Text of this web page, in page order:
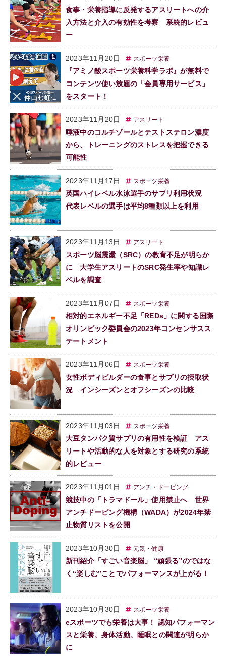
食事・栄養指導に反発するアスリートへの介
入方法と介入の有効性を考察 系統的レビュ
ー
2023年11月20日 スポーツ栄養
『アミノ酸スポーツ栄養科学ラボ』が無料で
コンテンツ使い放題の「会員専用サービス」
をスタート！
2023年11月20日 アスリート
唾液中のコルチゾールとテストステロン濃度
から、トレーニングのストレスを把握できる
可能性
2023年11月17日 スポーツ栄養
英国ハイレベル水泳選手のサプリ利用状況
代表レベルの選手は平均8種類以上を利用
2023年11月13日 アスリート
スポーツ脳震盪（SRC）の教育不足が明らか
に 大学生アスリートのSRC発生率や知識レ
ベルを調査
2023年11月07日 スポーツ栄養
相対的エネルギー不足「REDs」に関する国際
オリンピック委員会の2023年コンセンサスス
テートメント
2023年11月06日 スポーツ栄養
女性ボディビルダーの食事とサプリの摂取状
況 インシーズンとオフシーズンの比較
2023年11月03日 スポーツ栄養
大豆タンパク質サプリの有用性を検証 アス
リートや活動的な人を対象とする研究の系統
的レビュー
2023年11月01日 アンチ・ドーピング
競技中の「トラマドール」使用禁止へ 世界
アンチドーピング機構（WADA）が2024年禁
止物質リストを公開
2023年10月30日 元気・健康
新刊紹介「すごい音楽脳」 “頑張る”のではな
く“楽しむ”ことでパフォーマンスが上がる！
2023年10月30日 スポーツ栄養
eスポーツでも栄養は大事！ 認知パフォーマン
スと栄養、身体活動、睡眠との関連が明らか
に